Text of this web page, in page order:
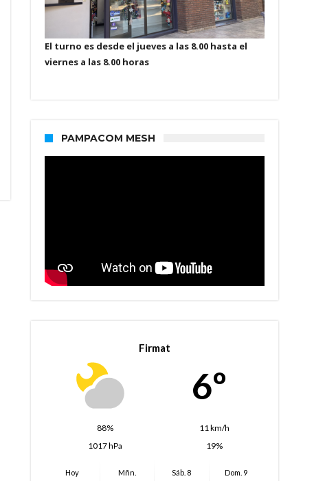
El turno es desde el jueves a las 8.00 hasta el
viernes a las 8.00 horas
PAMPACOM MESH
Firmat
6º
88%
11 km/h
1017 hPa
19%
Hoy
Mñn.
Sáb. 8
Dom. 9